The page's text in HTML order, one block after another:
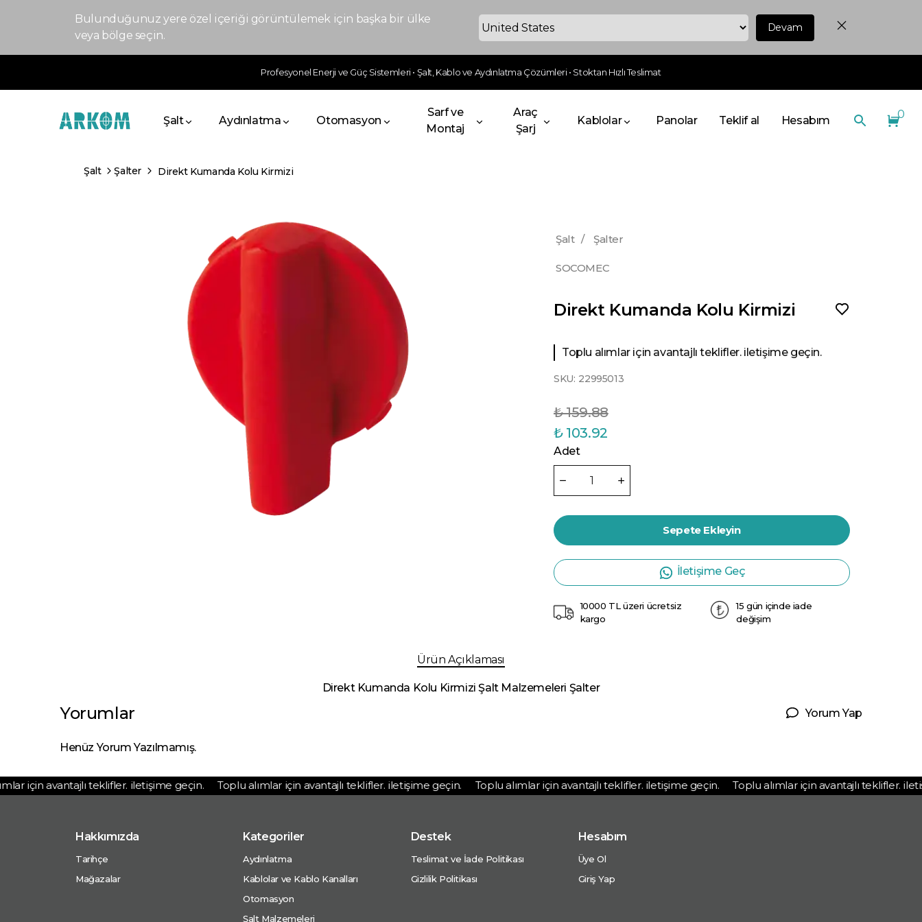
Bulunduğunuz yere özel içeriği görüntülemek için başka bir ülke
veya bölge seçin.
Devam
Profesyonel Enerji ve Güç Sistemleri • Şalt, Kablo ve Aydınlatma Çözümleri • Stoktan Hızlı Teslimat
Şalt Aydınlatma Otomasyon
Sarf ve
Montaj
Araç
Şarj
Kablolar Panolar Teklif al Hesabım 0
Şalt Şalter Direkt Kumanda Kolu Kirmizi
Şalt / Şalter
SOCOMEC
Direkt Kumanda Kolu Kirmizi
Toplu alımlar için avantajlı teklifler. iletişime geçin.
SKU: 22995013
₺ 159.88
₺ 103.92
Adet
Sepete Ekleyin
İletişime Geç
10000 TL üzeri ücretsiz
kargo
15 gün içinde iade
değişim
Ürün Açıklaması
Direkt Kumanda Kolu Kirmizi Şalt Malzemeleri Şalter
Yorumlar Yorum Yap
Henüz Yorum Yazılmamış.
için avantajlı teklifler. iletişime geçin. Toplu alımlar için avantajlı teklifler. iletişime geçin. Toplu alımlar için avantajlı teklifler. iletişime geçin. Toplu alımlar için avantajlı teklifler.
Hakkımızda
Tarihçe
Mağazalar
Kategoriler
Aydınlatma
Kablolar ve Kablo Kanalları
Otomasyon
Şalt Malzemeleri
Destek
Teslimat ve İade Politikası
Gizlilik Politikası
Hesabım
Üye Ol
Giriş Yap